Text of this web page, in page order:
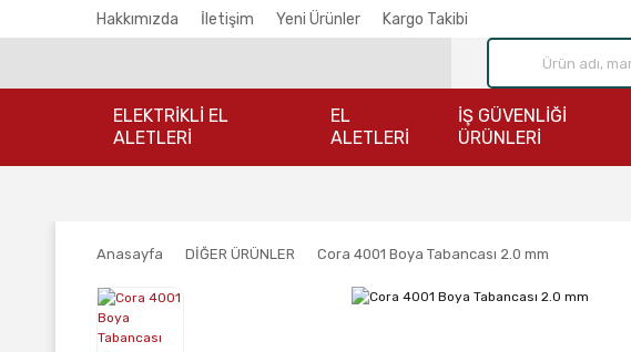
Hakkımızda İletişim Yeni Ürünler Kargo Takibi
ELEKTRİKLİ EL
ALETLERİ
EL
ALETLERİ
İŞ GÜVENLİĞİ
ÜRÜNLERİ
Anasayfa DİĞER ÜRÜNLER Cora 4001 Boya Tabancası 2.0 mm